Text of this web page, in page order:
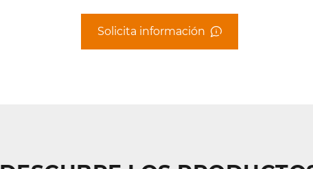
Solicita información